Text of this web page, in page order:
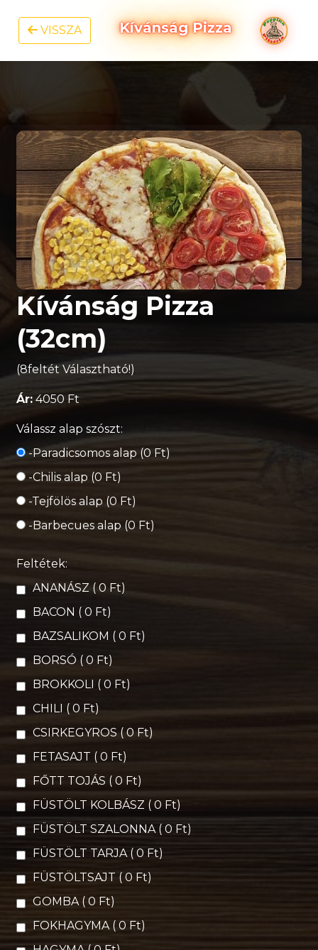
VISSZA Kívánság Pizza
Kívánság Pizza
(32cm)
(8feltét Választható!)
Ár: 4050 Ft
Válassz alap szószt:
-Paradicsomos alap (0 Ft)
-Chilis alap (0 Ft)
-Tejfölös alap (0 Ft)
-Barbecues alap (0 Ft)
Feltétek:
ANANÁSZ ( 0 Ft)
BACON ( 0 Ft)
BAZSALIKOM ( 0 Ft)
BORSÓ ( 0 Ft)
BROKKOLI ( 0 Ft)
CHILI ( 0 Ft)
CSIRKEGYROS ( 0 Ft)
FETASAJT ( 0 Ft)
FŐTT TOJÁS ( 0 Ft)
FÜSTÖLT KOLBÁSZ ( 0 Ft)
FÜSTÖLT SZALONNA ( 0 Ft)
FÜSTÖLT TARJA ( 0 Ft)
FÜSTÖLTSAJT ( 0 Ft)
GOMBA ( 0 Ft)
FOKHAGYMA ( 0 Ft)